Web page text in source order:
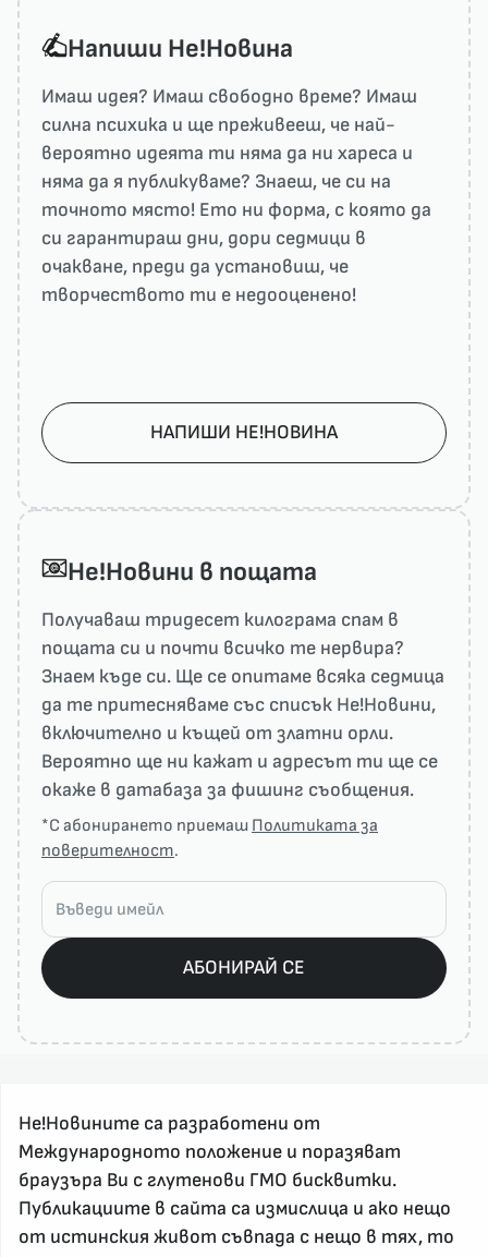
Напиши He!Новина
Имаш идея? Имаш свободно време? Имаш
силна психика и ще преживееш, че най-
вероятно идеята ти няма да ни харесa и
няма да я публикуваме? Знаеш, че си на
точното място! Ето ни форма, с която да
си гарантираш дни, дори седмици в
очакване, преди да установиш, че
творчеството ти е недооценено!
НАПИШИ НЕ!НОВИНА
He!Новини в пощата
Получаваш тридесет килограма спам в
пощата си и почти всичко те нервира?
Знаем къде си. Ще се опитаме всяка седмица
да те притесняваме със списък He!Новини,
включително и къщей от златни орли.
Вероятно ще ни кажат и адресът ти ще се
окаже в датабаза за фишинг съобщения.
*С абонирането приемаш Политиката за
поверителност.
АБОНИРАЙ СЕ
За реклама и връзка с нас, пишете на
nenovinite@gmail.com
Не!Новините са разработени от
Международното положение и поразяват
браузъра Ви с глутенови ГМО бисквитки.
Публикациите в сайта са измислица и ако нещо
от истинския живот съвпада с нещо в тях, то